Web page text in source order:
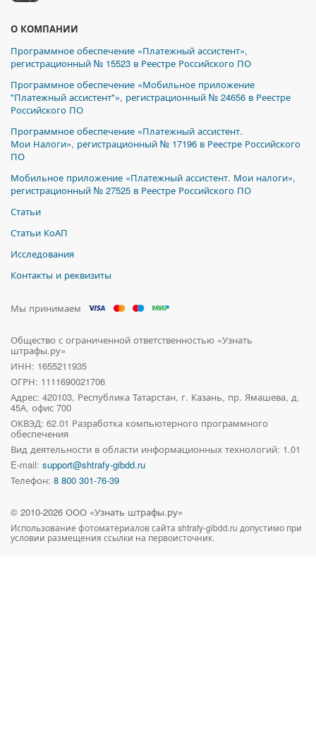
Общество с ограниченной ответственностью «Узнать
штрафы.ру»
ИНН: 1655211935
ОГРН: 1111690021706
Адрес: 420103, Республика Татарстан, г. Казань, пр. Ямашева, д.
45А, офис 700
ОКВЭД: 62.01 Разработка компьютерного программного
обеспечения
Вид деятельности в области информационных технологий: 1.01
E-mail: support@shtrafy-gibdd.ru
Телефон: 8 800 301-76-39
О КОМПАНИИ
Программное обеспечение «Платежный ассистент»,
регистрационный № 15523 в Реестре Российского ПО
Программное обеспечение «Мобильное приложение
"Платежный ассистент"», регистрационный № 24656 в Реестре
Российского ПО
Программное обеспечение «Платежный ассистент.
Мои Налоги», регистрационный № 17196 в Реестре Российского
ПО
Мобильное приложение «Платежный ассистент. Мои налоги»,
регистрационный № 27525 в Реестре Российского ПО
Статьи
Статьи КоАП
Исследования
Контакты и реквизиты
Мы принимаем
© 2010-2026 ООО «Узнать штрафы.ру»
Использование фотоматериалов сайта shtrafy-gibdd.ru допустимо при
условии размещения ссылки на первоисточник.